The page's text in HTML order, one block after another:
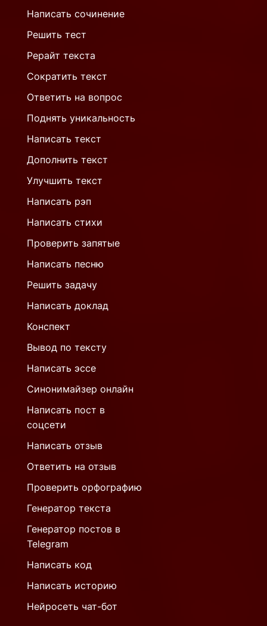
Написать сочинение
Решить тест
Рерайт текста
Сократить текст
Ответить на вопрос
Поднять уникальность
Написать текст
Дополнить текст
Улучшить текст
Написать рэп
Написать стихи
Проверить запятые
Написать песню
Решить задачу
Написать доклад
Конспект
Вывод по тексту
Написать эссе
Синонимайзер онлайн
Написать пост в
соцсети
Написать отзыв
Ответить на отзыв
Проверить орфографию
Генератор текста
Генератор постов в
Telegram
Написать код
Написать историю
Нейросеть чат-бот